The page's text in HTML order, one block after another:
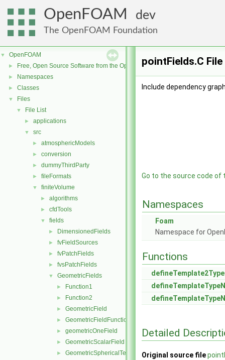
OpenFOAM dev
The OpenFOAM Foundation
▼ OpenFOAM
► Free, Open Source Software from the OpenFOAM Foundation
► Namespaces
► Classes
▼ Files
▼ File List
► applications
▼ src
► atmosphericModels
► conversion
► dummyThirdParty
► fileFormats
▼ finiteVolume
► algorithms
► cfdTools
▼ fields
► DimensionedFields
► fvFieldSources
► fvPatchFields
► fvsPatchFields
▼ GeometricFields
► Function1
► Function2
► GeometricField
► GeometricFieldFunctions
► geometricOneField
► GeometricScalarField
► GeometricSphericalTensorField
pointFields.C
Include dependency
Go to the source code of
Namespaces
Foam
Namespace for
Functions
Detailed
Original source file